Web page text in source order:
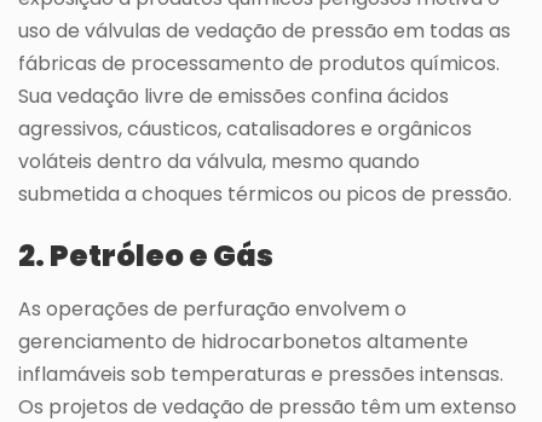
uso de válvulas de vedação de pressão em todas as
fábricas de processamento de produtos químicos.
Sua vedação livre de emissões confina ácidos
agressivos, cáusticos, catalisadores e orgânicos
voláteis dentro da válvula, mesmo quando
submetida a choques térmicos ou picos de pressão.
2. Petróleo e Gás
As operações de perfuração envolvem o
gerenciamento de hidrocarbonetos altamente
inflamáveis sob temperaturas e pressões intensas.
Os projetos de vedação de pressão têm um extenso